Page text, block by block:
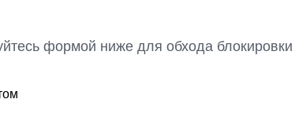
формой ниже для обхода блокировки